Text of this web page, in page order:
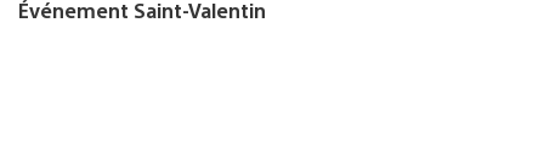
Événement Saint-Valentin